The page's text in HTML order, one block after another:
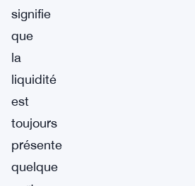
signifie
que
la
liquidité
est
toujours
présente
quelque